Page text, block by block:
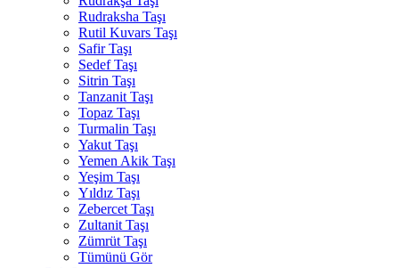
Rudraksha Taşı
Rutil Kuvars Taşı
Safir Taşı
Sedef Taşı
Sitrin Taşı
Tanzanit Taşı
Topaz Taşı
Turmalin Taşı
Yakut Taşı
Yemen Akik Taşı
Yeşim Taşı
Yıldız Taşı
Zebercet Taşı
Zultanit Taşı
Zümrüt Taşı
Tümünü Gör